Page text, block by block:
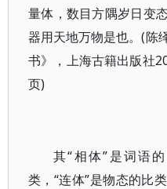
量体，数目方隅岁日变
器用天地万物是也。(陈
书》，上海古籍出版社
页)
其“相体”是词语
类，“连体”是物态的比